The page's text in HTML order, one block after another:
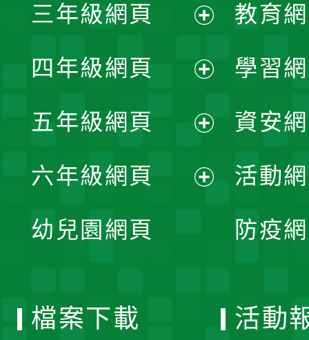
選
單
開
選
單
三年級網頁
開
選
單
四年級網頁
開
選
五年級網頁
開
六年級網頁
幼兒園網頁
教育
學習
資安
活動
防疫
檔案下載 活動